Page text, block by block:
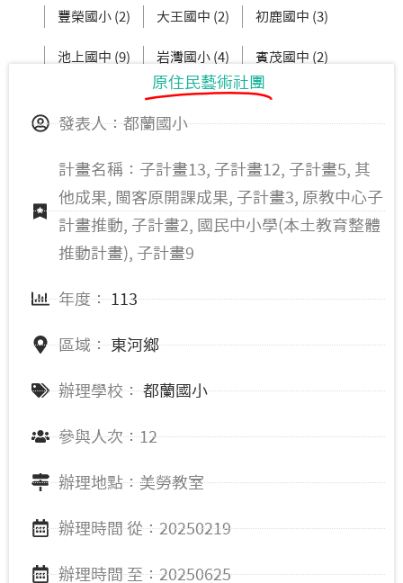
豐榮國小 (2) 大王國中 (2) 初鹿國中 (3)
池上國中 (9) 岩灣國小 (4) 賓茂國中 (2)
豐田國中 (2) 知本國小 (11)
原住民藝術社團
發表人：都蘭國小
計畫名稱：子計畫13, 子計畫12, 子計畫5, 其
他成果, 閩客原開課成果, 子計畫3, 原教中心子
計畫推動, 子計畫2, 國民中小學(本土教育整體
推動計畫), 子計畫9
年度： 113
區域： 東河鄉
辦理學校： 都蘭國小
參與人次：12
辦理地點：美勞教室
辦理時間 從：20250219
辦理時間 至：20250625